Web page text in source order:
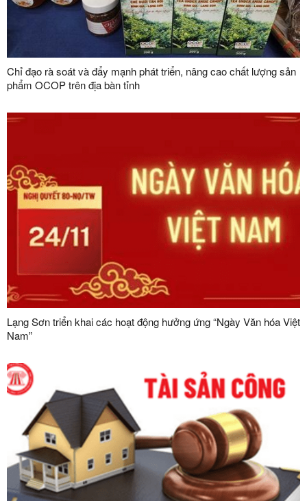
Chỉ đạo rà soát và đẩy mạnh phát triển, nâng cao chất lượng sản
phẩm OCOP trên địa bàn tỉnh
Lạng Sơn triển khai các hoạt động hưởng ứng “Ngày Văn hóa Việt
Nam”